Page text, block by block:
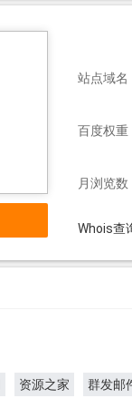
站点域名
百度权重
月浏览数
Whois查
资源之家 群发邮